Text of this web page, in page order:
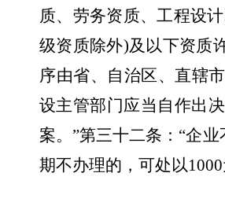
质、劳务资质、工程设
级资质除外)及以下资质
序由省、自治区、直辖
设主管部门应当自作出
案。”第三十二条：“企
期不办理的，可处以1000